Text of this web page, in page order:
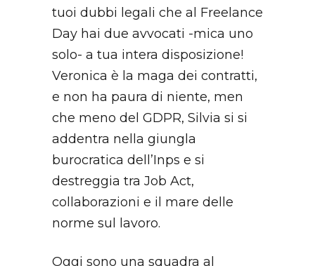
tuoi dubbi legali che al Freelance
Day hai due avvocati -mica uno
solo- a tua intera disposizione!
Veronica è la maga dei contratti,
e non ha paura di niente, men
che meno del GDPR, Silvia si si
addentra nella giungla
burocratica dell’Inps e si
destreggia tra Job Act,
collaborazioni e il mare delle
norme sul lavoro.
Oggi sono una squadra al